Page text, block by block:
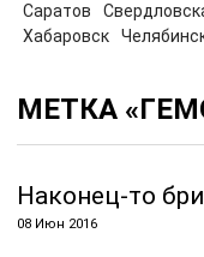
Саратов
Хабаровск
МЕТКА
Наконец-то
08 Июн 2016